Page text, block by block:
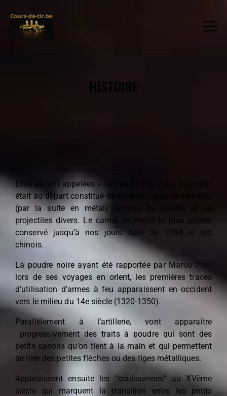
HISTOIRE
Elles étaient appelées « lances de feu ». Ce dispositif
était au départ constitué de simples tubes en bambou
(par la suite en métal) remplis de poudre et de
projectiles divers. Le canon en métal le plus ancien
conservé jusqu’à nos jours date de 1288 et est
chinois.
La poudre noire ayant été rapportée par Marco Polo
lors de ses voyages en orient, les premières traces
d’utilisation d’armes à feu apparaissent en occident
vers le milieu du 14e siècle (1320-1350).
Parallèlement à l’artillerie, vont apparaître
progressivement des traits à poudre qui sont des
petits canons qu’on tient à la main et qui permettent
de tirer des petites flèches ou des tiges métalliques.
Apparaissent ensuite les“couleuvrines” au XVème
siècle qui marquent la transition entre les petits